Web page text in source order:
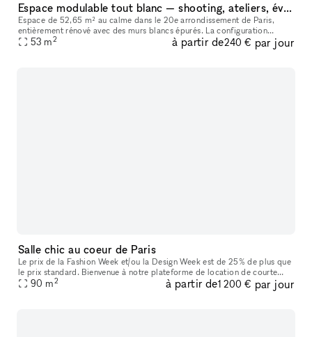
Espace modulable tout blanc — shooting, ateliers, événements privés
Espace de 52,65 m² au calme dans le 20e arrondissement de Paris,
entièrement rénové avec des murs blancs épurés. La configuration
permet de libérer entièrement l'espace pour l'adapter à vos besoins :
53 m2 à partir de240 € par jour
Salle chic au coeur de Paris
Le prix de la Fashion Week et/ou la Design Week est de 25% de plus que
le prix standard. Bienvenue à notre plateforme de location de courte
durée pour Showrooms, Boutiques Éphémères, et Pop-up Shop
90 m2 à partir de1 200 € par jour